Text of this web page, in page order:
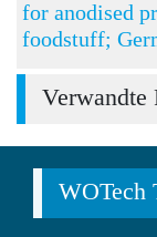
for anodised
foodstuff;
Verwandte
WOTech